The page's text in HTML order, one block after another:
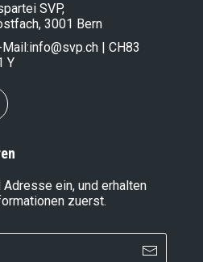
SVP,
3001 Bern
Mail:info@svp.ch | CH83
Y
ein, und erhalten
zuerst.